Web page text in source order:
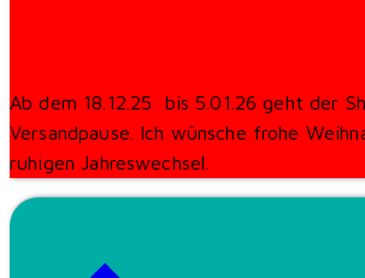
Ab dem 18.12.25 bis 5.01.26 geht der
Versandpause. Ich wünsche frohe
ruhigen Jahreswechsel.